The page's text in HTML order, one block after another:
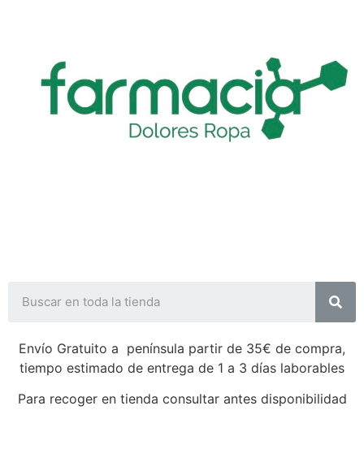
Envío Gratuito a península partir de 35€ de compra,
tiempo estimado de entrega de 1 a 3 días laborables
Para recoger en tienda consultar antes disponibilidad